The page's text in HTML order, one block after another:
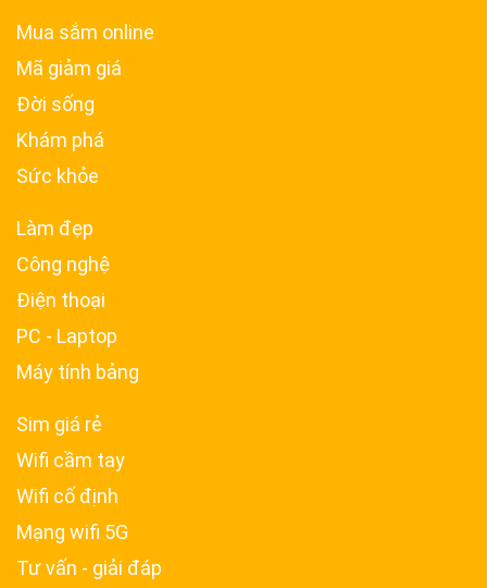
Mua sắm online
Mã giảm giá
Đời sống
Khám phá
Sức khỏe
Làm đẹp
Công nghệ
Điện thoại
PC - Laptop
Máy tính bảng
Sim giá rẻ
Wifi cầm tay
Wifi cố định
Mạng wifi 5G
Tư vấn - giải đáp